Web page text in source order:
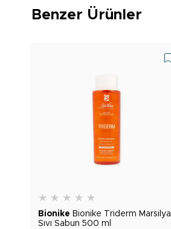
Benzer Ürünler
★ ★ ★ ★ ★
Bionike Bionike Triderm Marsilya
Sıvı Sabun 500 ml